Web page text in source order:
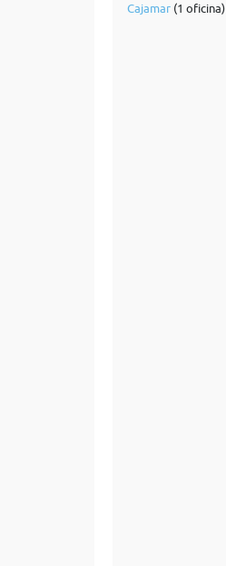
Cajamar(1 oficina)